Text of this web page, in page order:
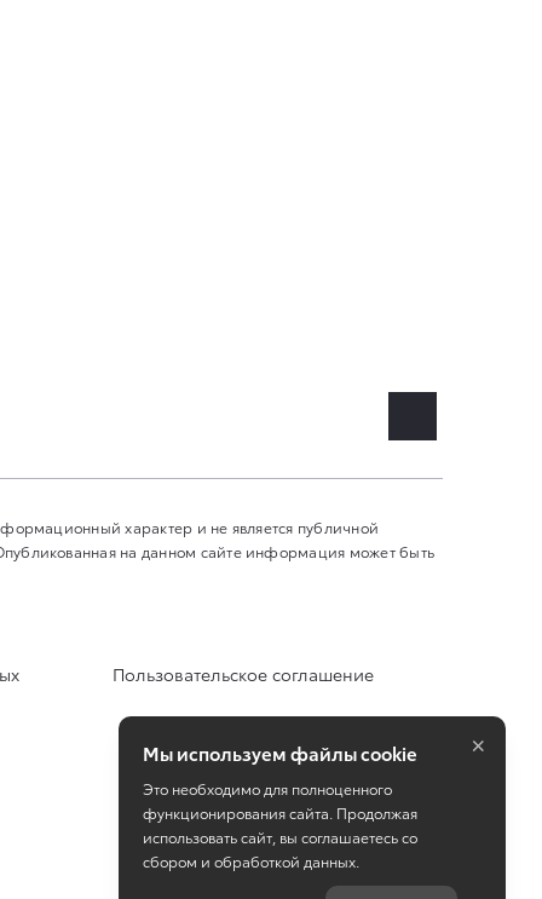
характер и не является публичной
на данном сайте информация может быть
Пользовательское соглашение
Работает на технологиях
Мы используем файлы cookie
Это необходимо для полноценного
функционирования сайта. Продолжая
использовать сайт, вы соглашаетесь со
сбором и обработкой данных.
×